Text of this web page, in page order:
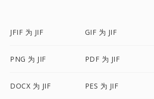
JFIF 为 JIF GIF 为 JIF
PNG 为 JIF PDF 为 JIF
DOCX 为 JIF PES 为 JIF